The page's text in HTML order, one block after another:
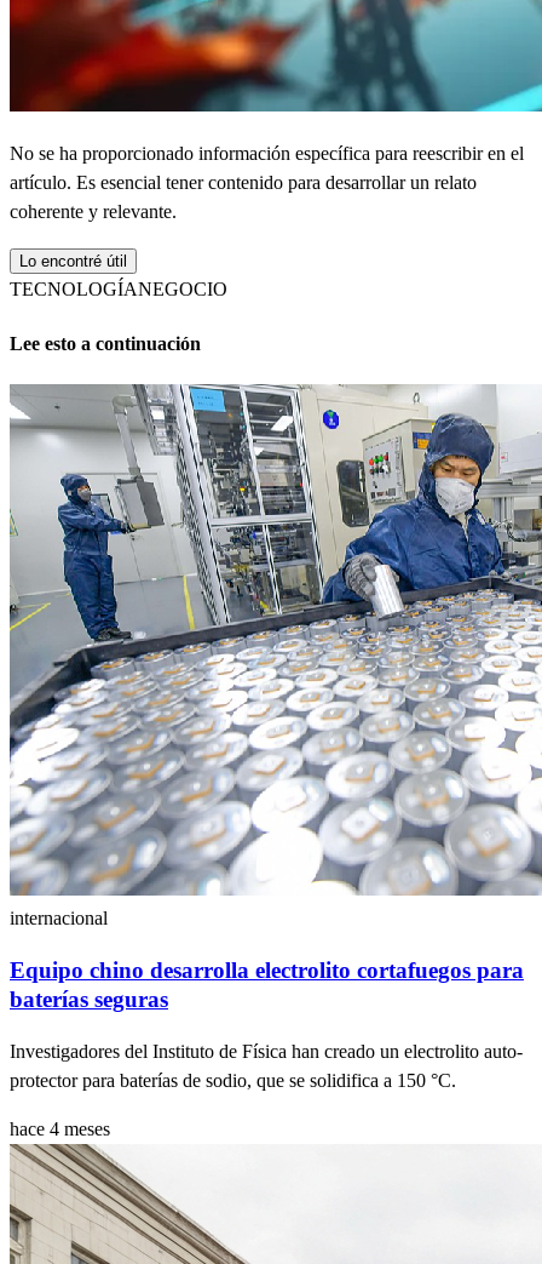
No se ha proporcionado información específica para reescribir en el
artículo. Es esencial tener contenido para desarrollar un relato
coherente y relevante.
Lo encontré útil
TECNOLOGÍANEGOCIO
Lee esto a continuación
internacional
Equipo chino desarrolla electrolito cortafuegos para
baterías seguras
Investigadores del Instituto de Física han creado un electrolito auto-
protector para baterías de sodio, que se solidifica a 150 °C.
hace 4 meses